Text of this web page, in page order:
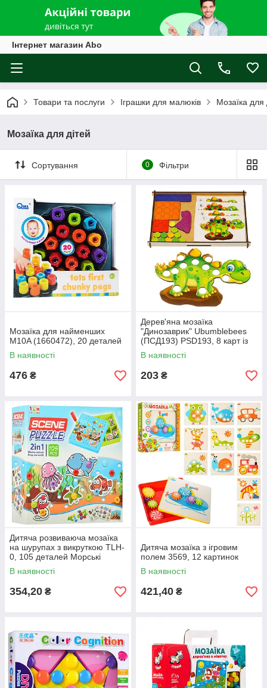
Інтернет магазин Abo
Товари та послуги Іграшки для малюків Мозаїка для
Мозаїка для дітей
Сортування 0 Фільтри
Мозаїка для найменших
M10A (1660472), 20 деталей
В наявності
476 ₴
Дерев'яна мозаїка
"Динозаврик" Ubumblebees
(ПСД193) PSD193, 8 карт із
завданнями
В наявності
203 ₴
Дитяча розвиваюча мозаїка
на шурупах з викруткою TLH-
0, 105 деталей Морські
тварини
В наявності
354,20 ₴
Дитяча мозаїка з ігровим
полем 3569, 12 картинок
В наявності
421,40 ₴